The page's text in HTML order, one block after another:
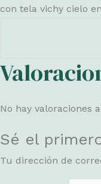
con tela vichy cielo
No hay valoraciones
Sé el
Tu dirección de